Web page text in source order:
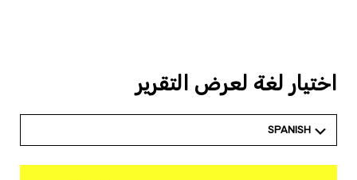
اختيار لغة لعرض التقرير
SPANISH